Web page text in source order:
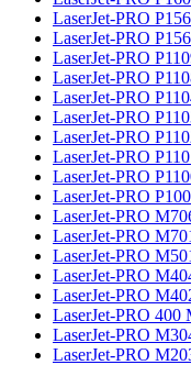
LaserJet-PRO
LaserJet-PRO
LaserJet-PRO
LaserJet-PRO
LaserJet-PRO
LaserJet-PRO
LaserJet-PRO
LaserJet-PRO
LaserJet-PRO
LaserJet-PRO
LaserJet-PRO
LaserJet-PRO
LaserJet-PRO
LaserJet-PRO
LaserJet-PRO
LaserJet-PRO 400
LaserJet-PRO
LaserJet-PRO